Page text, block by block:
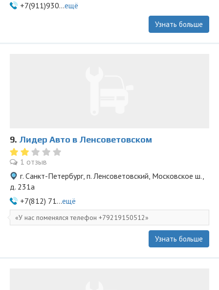
+7(911)930...ещё
Узнать больше
9. Лидер Авто в Ленсоветовском
1 отзыв
г. Санкт-Петербург, п. Ленсоветовский, Московское ш.,
д. 231а
+7(812) 71...ещё
У нас поменялся телефон +79219150512
Узнать больше